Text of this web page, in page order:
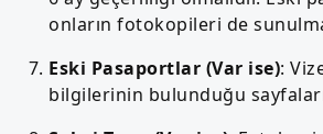
onların fotokopileri de
Eski Pasaportlar (Var ise):
bilgilerinin bulunduğu